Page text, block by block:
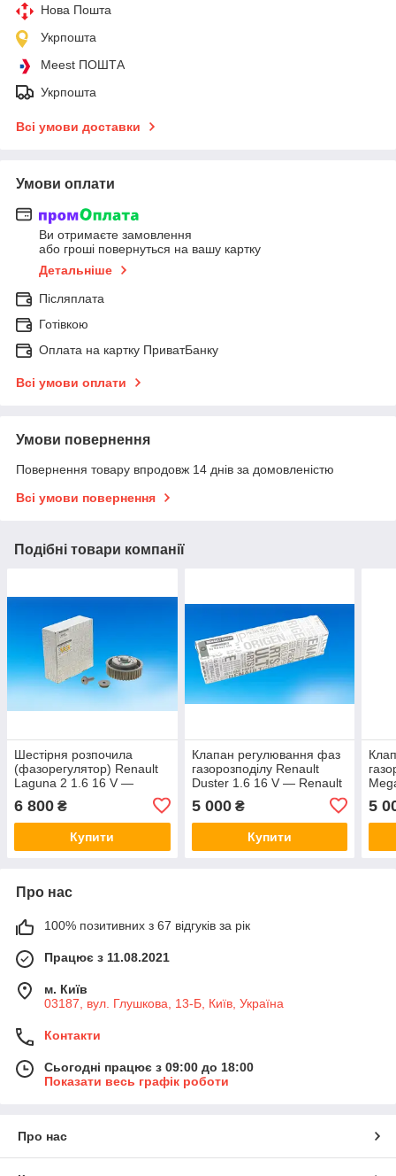
Нова Пошта
Укрпошта
Meest ПОШТА
Укрпошта
Всі умови доставки
Умови оплати
Ви отримаєте замовлення
або гроші повернуться на вашу картку
Детальніше
Післяплата
Готівкою
Оплата на картку ПриватБанку
Всі умови оплати
Умови повернення
Повернення товару впродовж 14 днів за домовленістю
Всі умови повернення
Подібні товари компанії
Шестірня розпочила
(фазорегулятор) Renault
Laguna 2 1.6 16 V —
7701478505
6 800 ₴
Купити
Клапан регулювання фаз
газорозподілу Renault
Duster 1.6 16 V — Renault
5 000₴
Купити
5
Про нас
100% позитивних з 67 відгуків за рік
Працює з 11.08.2021
м. Київ
03187, вул. Глушкова, 13-Б, Київ, Україна
Контакти
Сьогодні працює з 09:00 до 18:00
Показати весь графік роботи
Про нас